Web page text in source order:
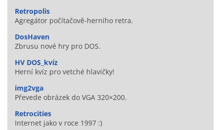
Retropolis
Agregátor počítačově-herního retra.
DosHaven
Zbrusu nové hry pro DOS.
HV DOS_kvíz
Herní kvíz pro vetché hlavičky!
img2vga
Převede obrázek do VGA 320×200.
Retrocities
Internet jako v roce 1997 :)